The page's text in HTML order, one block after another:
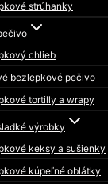
strúhanky
chlieb
bezlepkové pečivo
tortilly a wrapy
výrobky
keksy a sušienky
kúpeľné oblátky